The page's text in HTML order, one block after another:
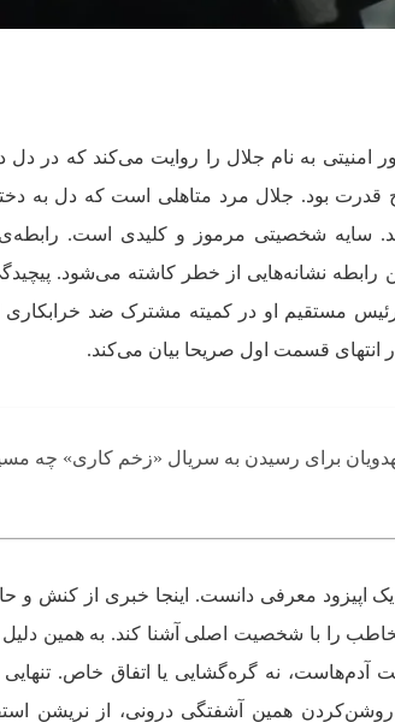
امنیتی به نام جلال را روایت می‌کند که در دل
قدرت بود. جلال مرد متاهلی است که دل به
سایه شخصیتی مرموز و کلیدی است.
نشانه‌هایی از خطر کاشته می‌شود.
رئیس مستقیم او در کمیته مشترک ضد خرابکاری
انتهای قسمت اول صریحا بیان می‌کند.
برای رسیدن به سریال «زخم کاری» چه
اپیزود معرفی دانست. اینجا خبری از کنش و
را با شخصیت اصلی آشنا کند. به همین دلیل
نه گره‌گشایی یا اتفاق خاص. تنهایی
همین آشفتگی درونی، از نریشن